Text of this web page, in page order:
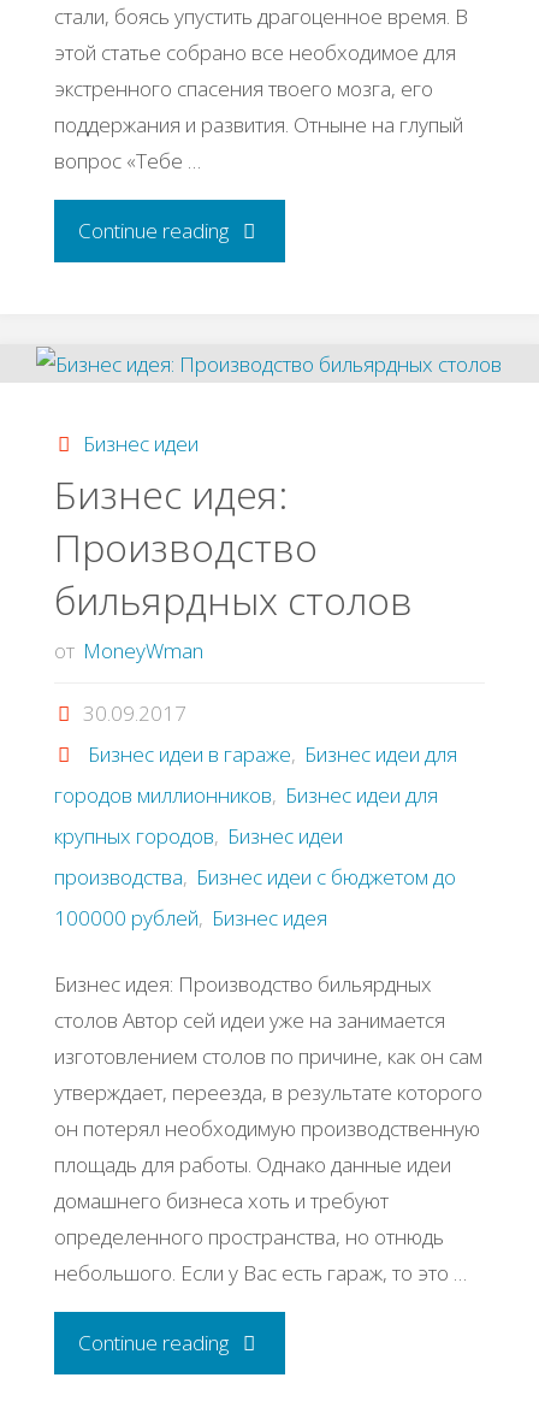
стали, боясь упустить драгоценное время. В
этой статье собрано все необходимое для
экстренного спасения твоего мозга, его
поддержания и развития. Отныне на глупый
вопрос «Тебе …
Continue reading"Прокачай
Бизнес идеи
Бизнес идея:
Производство
бильярдных столов
от MoneyWman
30.09.2017
Бизнес идеи в гараже, Бизнес идеи для
городов миллионников, Бизнес идеи для
крупных городов, Бизнес идеи
производства, Бизнес идеи с бюджетом до
100000 рублей, Бизнес идея
Бизнес идея: Производство бильярдных
столов Автор сей идеи уже на занимается
изготовлением столов по причине, как он сам
утверждает, переезда, в результате которого
он потерял необходимую производственную
площадь для работы. Однако данные идеи
домашнего бизнеса хоть и требуют
определенного пространства, но отнюдь
небольшого. Если у Вас есть гараж, то это …
Continue reading"Бизнес